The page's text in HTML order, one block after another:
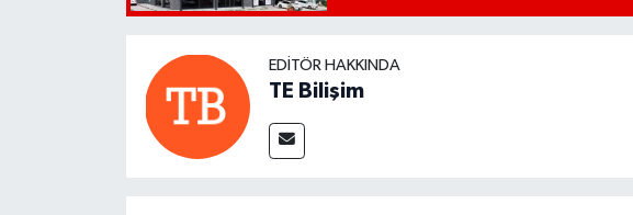
EDITÖR HAKKINDA
TE Bilişim